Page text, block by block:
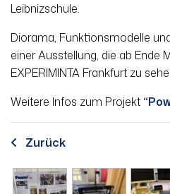
Leibnizschule.
Diorama, Funktionsmodelle
einer Ausstellung, die ab Ende
EXPERIMINTA Frankfurt zu
Weitere Infos zum Projekt
Zurück